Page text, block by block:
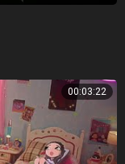
00:03:22